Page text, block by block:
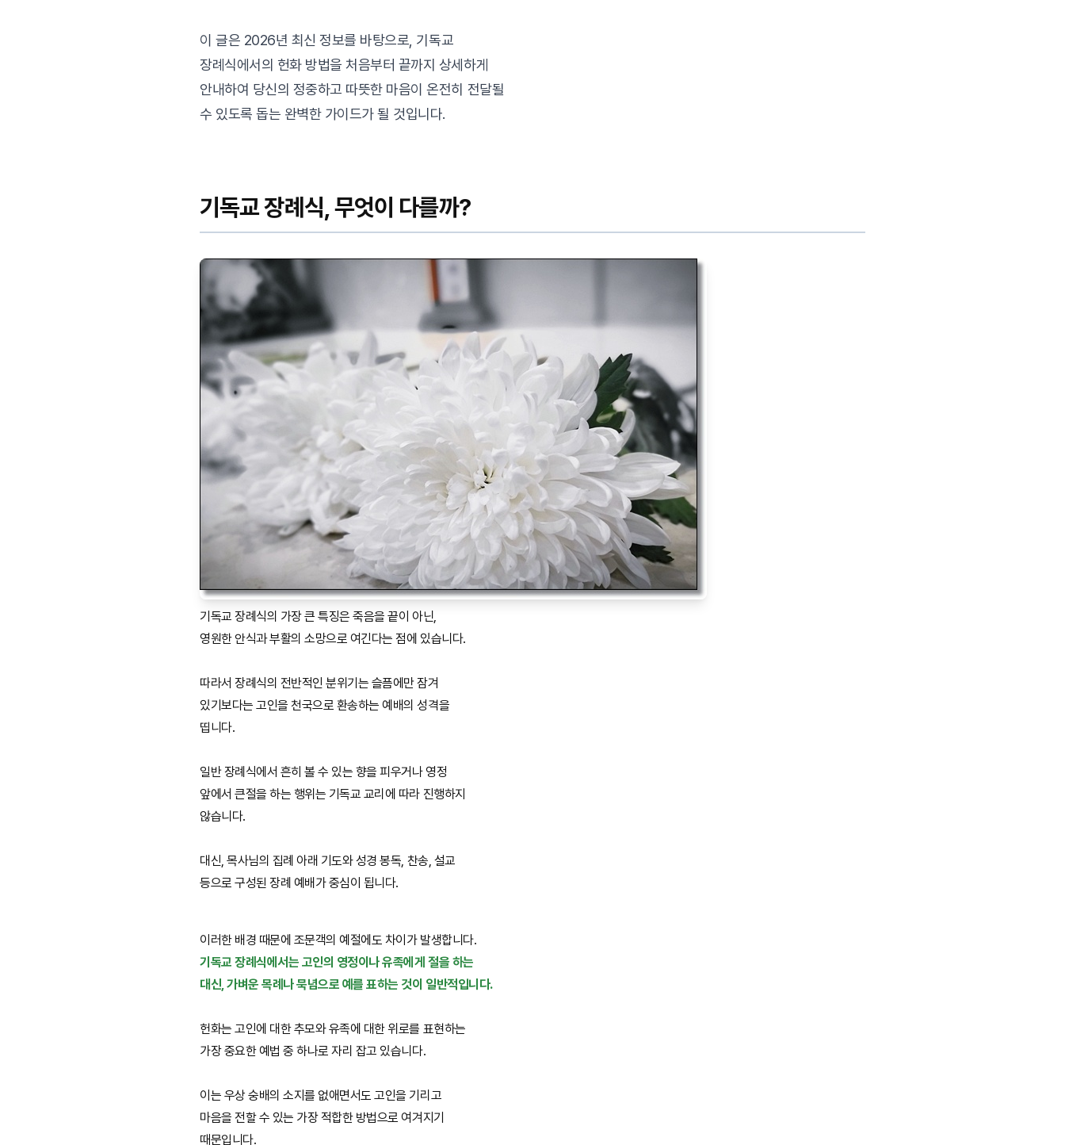
이 글은 2026년 최신 정보를 바탕으로, 기독교
장례식에서의 헌화 방법을 처음부터 끝까지 상세하게
안내하여 당신의 정중하고 따뜻한 마음이 온전히 전달될
수 있도록 돕는 완벽한 가이드가 될 것입니다.
기독교 장례식, 무엇이 다를까?
기독교 장례식의 가장 큰 특징은 죽음을 끝이 아닌,
영원한 안식과 부활의 소망으로 여긴다는 점에 있습니다.
따라서 장례식의 전반적인 분위기는 슬픔에만 잠겨
있기보다는 고인을 천국으로 환송하는 예배의 성격을
띱니다.
일반 장례식에서 흔히 볼 수 있는 향을 피우거나 영정
앞에서 큰절을 하는 행위는 기독교 교리에 따라 진행하지
않습니다.
대신, 목사님의 집례 아래 기도와 성경 봉독, 찬송, 설교
등으로 구성된 장례 예배가 중심이 됩니다.
이러한 배경 때문에 조문객의 예절에도 차이가 발생합니다.
기독교 장례식에서는 고인의 영정이나 유족에게 절을 하는
대신, 가벼운 목례나 묵념으로 예를 표하는 것이 일반적입니다.
헌화는 고인에 대한 추모와 유족에 대한 위로를 표현하는
가장 중요한 예법 중 하나로 자리 잡고 있습니다.
이는 우상 숭배의 소지를 없애면서도 고인을 기리고
마음을 전할 수 있는 가장 적합한 방법으로 여겨지기
때문입니다.